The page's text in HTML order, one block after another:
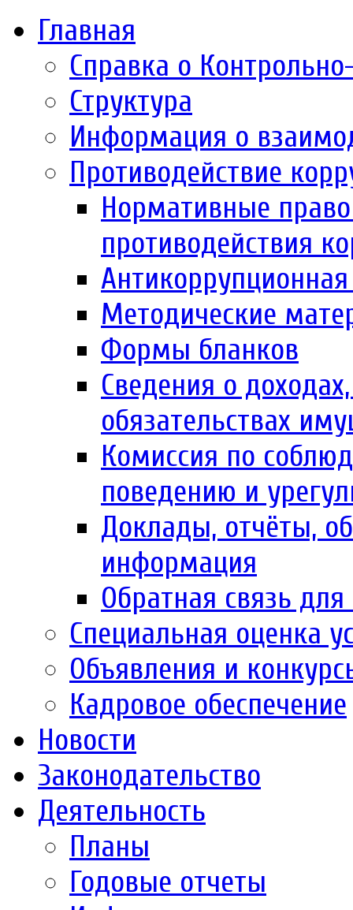
Главная
Справка о
Структура
Информация о
Противодействие
Нормативные
противодействия
Антикоррупционная
Методические
Формы бланков
Сведения о
обязательствах
Комиссия по
поведению и
Доклады, отчёты,
информация
Обратная связь
Специальная оценка
Объявления и
Кадровое обеспечение
Новости
Законодательство
Деятельность
Планы
Годовые отчеты